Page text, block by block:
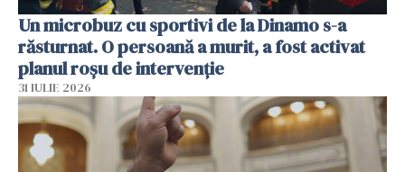
Un microbuz cu sportivi de la Dinamo s-a
răsturnat. O persoană a murit, a fost activat
planul roșu de intervenție
31 IULIE 2026